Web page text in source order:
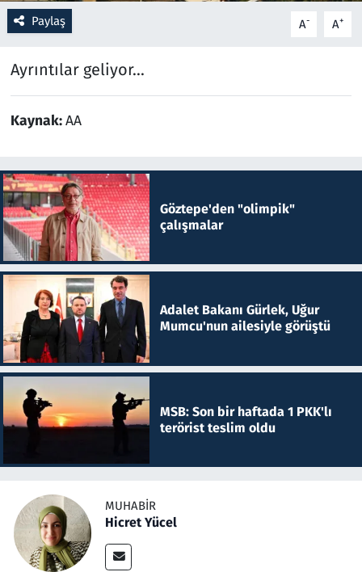
Paylaş A- A+
Ayrıntılar geliyor...
Kaynak:AA
Göztepe'den "olimpik"
çalışmalar
Adalet Bakanı Gürlek, Uğur
Mumcu'nun ailesiyle görüştü
MSB: Son bir haftada 1 PKK'lı
terörist teslim oldu
MUHABIR
Hicret Yücel
Savunma Sanayi
Spor
Televizyon